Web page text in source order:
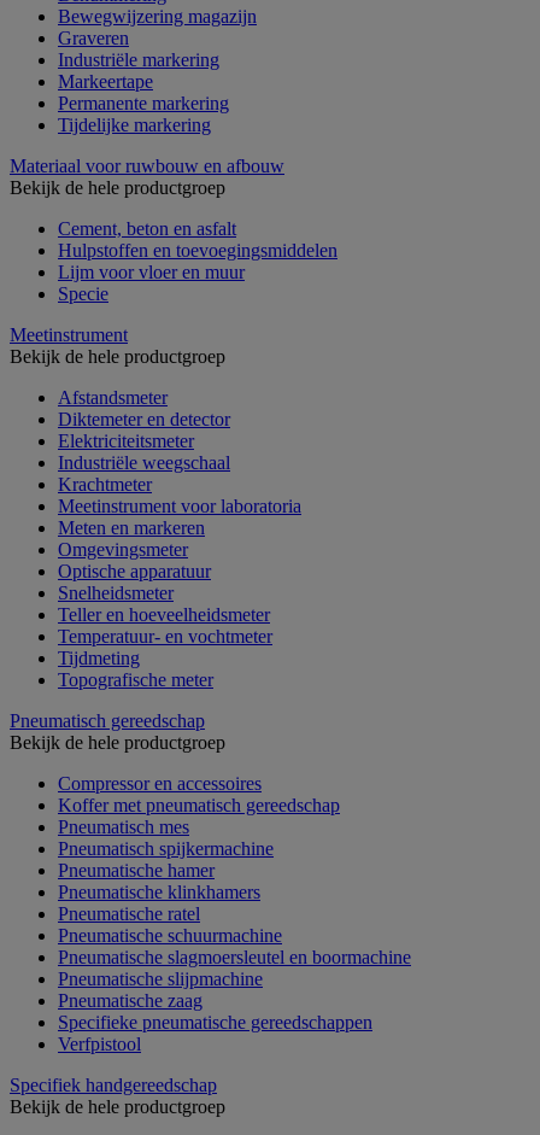
Bewegwijzering magazijn
Graveren
Industriële markering
Markeertape
Permanente markering
Tijdelijke markering
Materiaal voor ruwbouw en afbouw
Bekijk de hele productgroep
Cement, beton en asfalt
Hulpstoffen en toevoegingsmiddelen
Lijm voor vloer en muur
Specie
Meetinstrument
Bekijk de hele productgroep
Afstandsmeter
Diktemeter en detector
Elektriciteitsmeter
Industriële weegschaal
Krachtmeter
Meetinstrument voor laboratoria
Meten en markeren
Omgevingsmeter
Optische apparatuur
Snelheidsmeter
Teller en hoeveelheidsmeter
Temperatuur- en vochtmeter
Tijdmeting
Topografische meter
Pneumatisch gereedschap
Bekijk de hele productgroep
Compressor en accessoires
Koffer met pneumatisch gereedschap
Pneumatisch mes
Pneumatisch spijkermachine
Pneumatische hamer
Pneumatische klinkhamers
Pneumatische ratel
Pneumatische schuurmachine
Pneumatische slagmoersleutel en boormachine
Pneumatische slijpmachine
Pneumatische zaag
Specifieke pneumatische gereedschappen
Verfpistool
Specifiek handgereedschap
Bekijk de hele productgroep